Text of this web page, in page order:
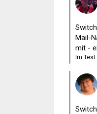
Mail-
mit -
Im